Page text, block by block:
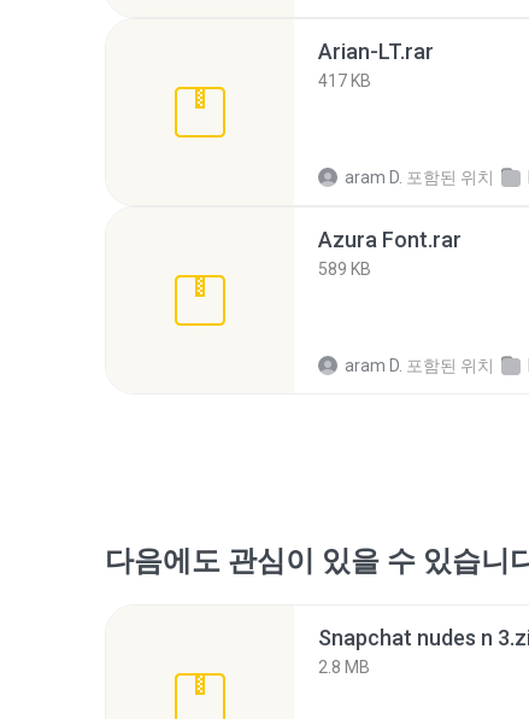
Arian-LT.rar
417 KB
aram D. 포함된 위치
Azura Font.rar
589 KB
aram D. 포함된 위치
다음에도 관심이 있을 수 있습니
Snapchat nudes n
2.8 MB